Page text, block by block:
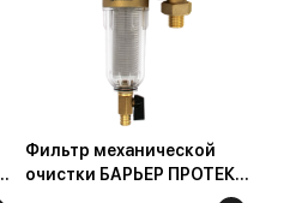
Фильтр механической
очистки БАРЬЕР ПРОТЕКТ
универсальный 3/4" для